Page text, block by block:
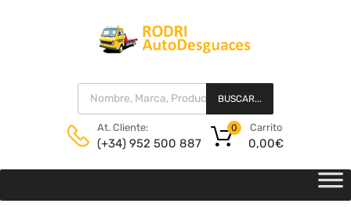
BUSCAR...
At. Cliente:
(+34) 952 500 887
Carrito
0,00€
0